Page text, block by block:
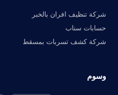
شركة تنظيف افران بالخبر
حسابات سناب
شركة كشف تسربات بمسقط
وسوم